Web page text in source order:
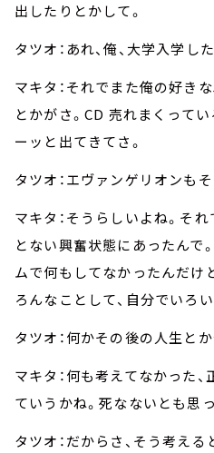
出したりとかして。
タツオ：あれ、俺、大学入学し
マキタ：それでまた俺の好き
とかがさ。CD 売れまくって
ーッと出てきてさ。
タツオ：エヴァンゲリオンも
マキタ：そうらしいよね。そ
とない興奮状態にあったんで
ムで何もしてなかったんだけ
ろんなことして、自分でいろ
タツオ：何かその後の人生と
マキタ：何も考えてなかった、
ていうかね。死なないとも思っ
タツオ：だからさ、そう考え